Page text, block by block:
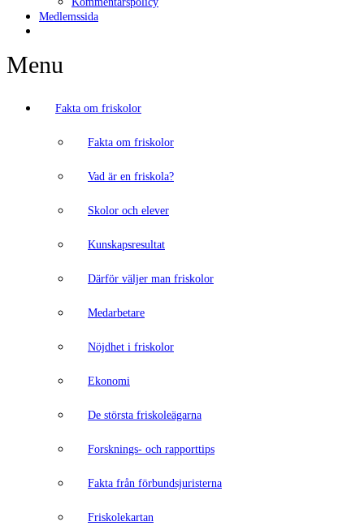
Medlemssida
Menu
Fakta om friskolor
Fakta om friskolor
Vad är en friskola?
Skolor och elever
Kunskapsresultat
Därför väljer man friskolor
Medarbetare
Nöjdhet i friskolor
Ekonomi
De största friskoleägarna
Forsknings- och rapporttips
Fakta från förbundsjuristerna
Friskolekartan